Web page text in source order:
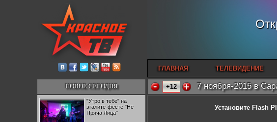
ГЛАВНАЯ ТЕЛЕВИДЕНИЕ
НОВОЕ СЕГОДНЯ
"Утро в тебе" на
эгалите-фесте "Не
Пряча Лица"
+12 7 ноября-2015 в
Установите Flash